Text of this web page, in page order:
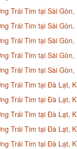
Trái Tim tại Sài Gòn,
Trái Tim tại Sài Gòn,
Trái Tim tại Sài Gòn,
Trái Tim tại Sài Gòn,
Trái Tim tại Sài Gòn,
Trái Tim tại Đà Lạt,
Trái Tim tại Đà Lạt,
Trái Tim tại Đà Lạt,
Trái Tim tại Đà Lạt,
Trái Tim tại Đà Lạt,